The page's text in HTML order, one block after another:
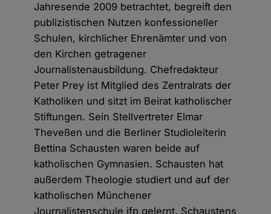
Jahresende 2009 betrachtet, begreift den
publizistischen Nutzen konfessioneller
Schulen, kirchlicher Ehrenämter und von
den Kirchen getragener
Journalistenausbildung. Chefredakteur
Peter Prey ist Mitglied des Zentralrats der
Katholiken und sitzt im Beirat katholischer
Stiftungen. Sein Stellvertreter Elmar
Theveßen und die Berliner Studioleiterin
Bettina Schausten waren beide auf
katholischen Gymnasien. Schausten hat
außerdem Theologie studiert und auf der
katholischen Münchener
Journalistenschule ifp gelernt. Schaustens